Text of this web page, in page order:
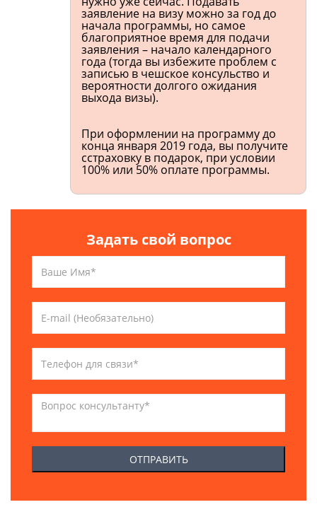
заявление на визу можно за год до
начала программы, но самое
благоприятное время для подачи
заявления – начало календарного
года (тогда вы избежите проблем с
записью в чешское консульство и
вероятности долгого ожидания
выхода визы).
При оформлении на программу до
конца января 2019 года, вы получите
сстраховку в подарок, при условии
100% или 50% оплате программы.
Задать свой вопрос